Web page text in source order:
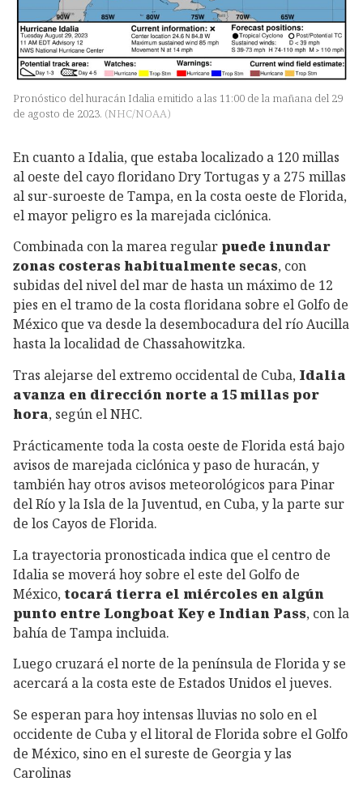
Pronóstico del huracán Idalia emitido a las 11:00 de la mañana del 29
de agosto de 2023. (NHC/NOAA)
En cuanto a Idalia, que estaba localizado a 120 millas
al oeste del cayo floridano Dry Tortugas y a 275 millas
al sur-suroeste de Tampa, en la costa oeste de Florida,
el mayor peligro es la marejada ciclónica.
Combinada con la marea regular puede inundar
zonas costeras habitualmente secas, con
subidas del nivel del mar de hasta un máximo de 12
pies en el tramo de la costa floridana sobre el Golfo de
México que va desde la desembocadura del río Aucilla
hasta la localidad de Chassahowitzka.
Tras alejarse del extremo occidental de Cuba, Idalia
avanza en dirección norte a 15 millas por
hora, según el NHC.
Prácticamente toda la costa oeste de Florida está bajo
avisos de marejada ciclónica y paso de huracán, y
también hay otros avisos meteorológicos para Pinar
del Río y la Isla de la Juventud, en Cuba, y la parte sur
de los Cayos de Florida.
La trayectoria pronosticada indica que el centro de
Idalia se moverá hoy sobre el este del Golfo de
México,tocará tierra el miércoles en algún
punto entre Longboat Key e Indian Pass, con la
bahía de Tampa incluida.
Luego cruzará el norte de la península de Florida y se
acercará a la costa este de Estados Unidos el jueves.
Se esperan para hoy intensas lluvias no solo en el
occidente de Cuba y el litoral de Florida sobre el Golfo
de México, sino en el sureste de Georgia y las
Carolinas